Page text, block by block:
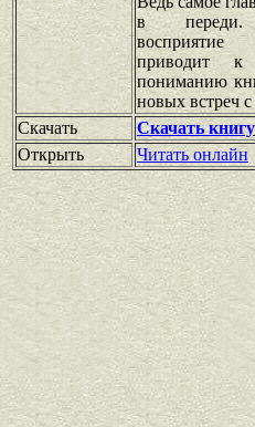
в переди.
приводит к
пониманию
новых встреч
Скачать
Скачать книгу
Открыть
Читать онлайн